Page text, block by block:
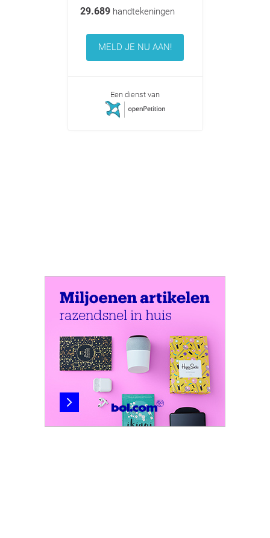
29.689handtekeningen
MELD JE NU AAN!
Een dienst van